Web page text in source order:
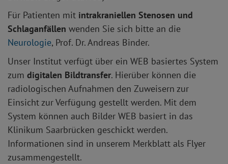
Für Patienten mit intrakraniellen Stenosen und
Schlaganfällen wenden Sie sich bitte an die
Neurologie, Prof. Dr. Andreas Binder.
Unser Institut verfügt über ein WEB basiertes System
zum digitalen Bildtransfer. Hierüber können die
radiologischen Aufnahmen den Zuweisern zur
Einsicht zur Verfügung gestellt werden. Mit dem
System können auch Bilder WEB basiert in das
Klinikum Saarbrücken geschickt werden.
Informationen sind in unserem Merkblatt als Flyer
zusammengestellt.